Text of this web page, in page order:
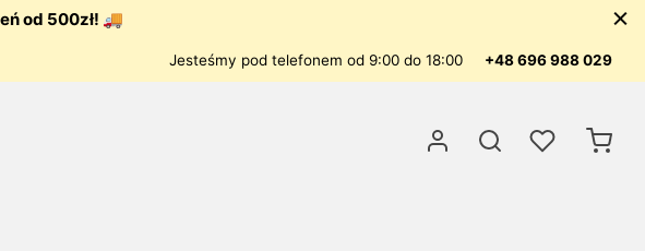
od 500zł! 🚚
Jesteśmy pod telefonem od 9:00 do 18:00 +48 696 988 029